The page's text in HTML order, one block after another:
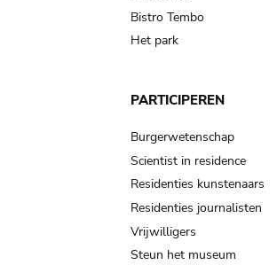
Bistro Tembo
Het park
PARTICIPEREN
Burgerwetenschap
Scientist in residence
Residenties kunstenaars
Residenties journalisten
Vrijwilligers
Steun het museum